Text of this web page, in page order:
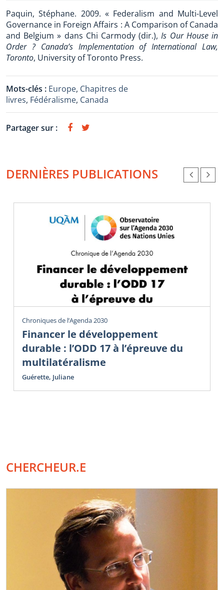
Paquin, Stéphane. 2009. « Federalism and Multi-Level
Governance in Foreign Affairs : A Comparison of Canada
and Belgium » dans Chi Carmody (dir.),Is Our House in
Order ? Canada’s Implementation of International Law,
Toronto, University of Toronto Press.
Mots-clés : Europe, Chapitres de
livres, Fédéralisme, Canada
Partager sur :
DERNIÈRES PUBLICATIONS
Chroniques de l’Agenda 2030
Financer le développement
durable : l’ODD 17 à l’épreuve du
multilatéralisme
Guérette, Juliane
CHERCHEUR.E